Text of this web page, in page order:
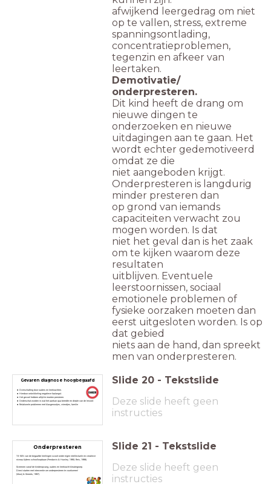
afwijkend leergedrag om niet
op te vallen, stress, extreme
spanningsontlading,
concentratieproblemen,
tegenzin en afkeer van
leertaken.
Demotivatie/
onderpresteren.
Dit kind heeft de drang om
nieuwe dingen te
onderzoeken en nieuwe
uitdagingen aan te gaan. Het
wordt echter gedemotiveerd
omdat ze die
niet aangeboden krijgt.
Onderpresteren is langdurig
minder presteren dan
op grond van iemands
capaciteiten verwacht zou
mogen worden. Is dat
niet het geval dan is het zaak
om te kijken waarom deze
resultaten
uitblijven. Eventuele
leerstoornissen, sociaal
emotionele problemen of
fysieke oorzaken moeten dan
eerst uitgesloten worden. Is op
dat gebied
niets aan de hand, dan spreekt
men van onderpresteren.
Gevaren diagnose hoogbegaafd
Overschatting door ouders en leerkrachten.
Hierdoor ontwikkeling negatieve faalangst.
Het gevoel hebben altijd te moeten presteren.
Onderschat worden in wat het aankan qua breedte en diepte van de lesstof.
Relationele problemen met klasgenootjes, vriendjes, familie
Slide 20 - Tekstslide
Deze slide heeft geen
instructies
Onderpresteren
15-50% van de begaafde leerlingen scoort onder eigen intellectuele en creatieve
niveau tijdens schoolloopbaan (Pendarvis & Howley, 1990; Reis, 1998).
Screenen vanaf de kinderopvang, ouders en leerkracht kleutergroep.
Direct starten met interventie om onderpresteren te voorkomen!
(Mooij & Smeets, 1997).
Slide 21 - Tekstslide
Deze slide heeft geen
instructies